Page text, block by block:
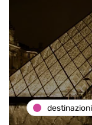
destinazioni